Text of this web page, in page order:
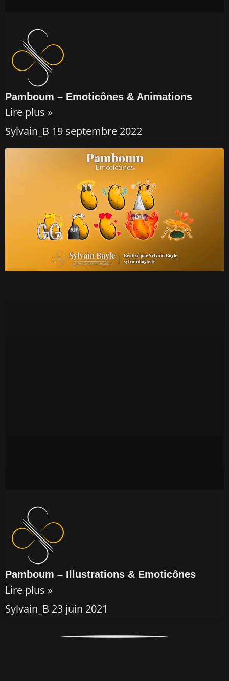
Pamboum – Emoticônes & Animations
Lire plus »
Sylvain_B 19 septembre 2022
Pamboum – Illustrations & Emoticônes
Lire plus »
Sylvain_B 23 juin 2021